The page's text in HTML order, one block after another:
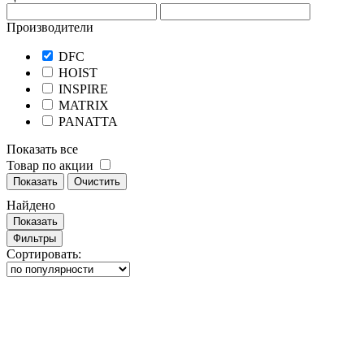
Производители
DFC
HOIST
INSPIRE
MATRIX
PANATTA
Показать все
Товар по акции
Показать Очистить
Найдено
Показать
Фильтры
Сортировать: